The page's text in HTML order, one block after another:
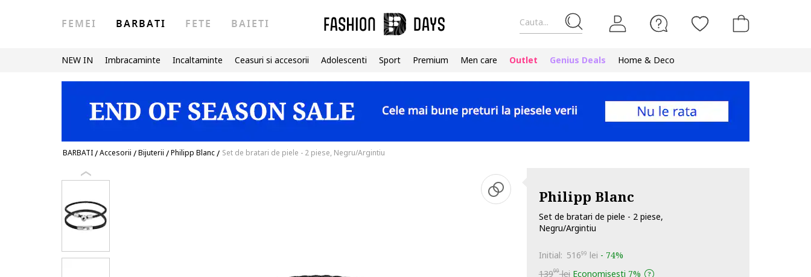
Cauta...
FEMEI BARBATI FETE BAIETI
NEW IN Imbracaminte Incaltaminte Ceasuri si accesorii Adolescenti Sport Premium Men care Outlet Genius Deals Home & Deco
BARBATI/Accesorii /Bijuterii /Philipp Blanc/ Set de bratari de piele - 2 piese, Negru/Argintiu
Philipp Blanc
Set de bratari de piele - 2 piese,
Negru/Argintiu
Initial: 51699 lei - 74%
13999lei Economisesti 7%